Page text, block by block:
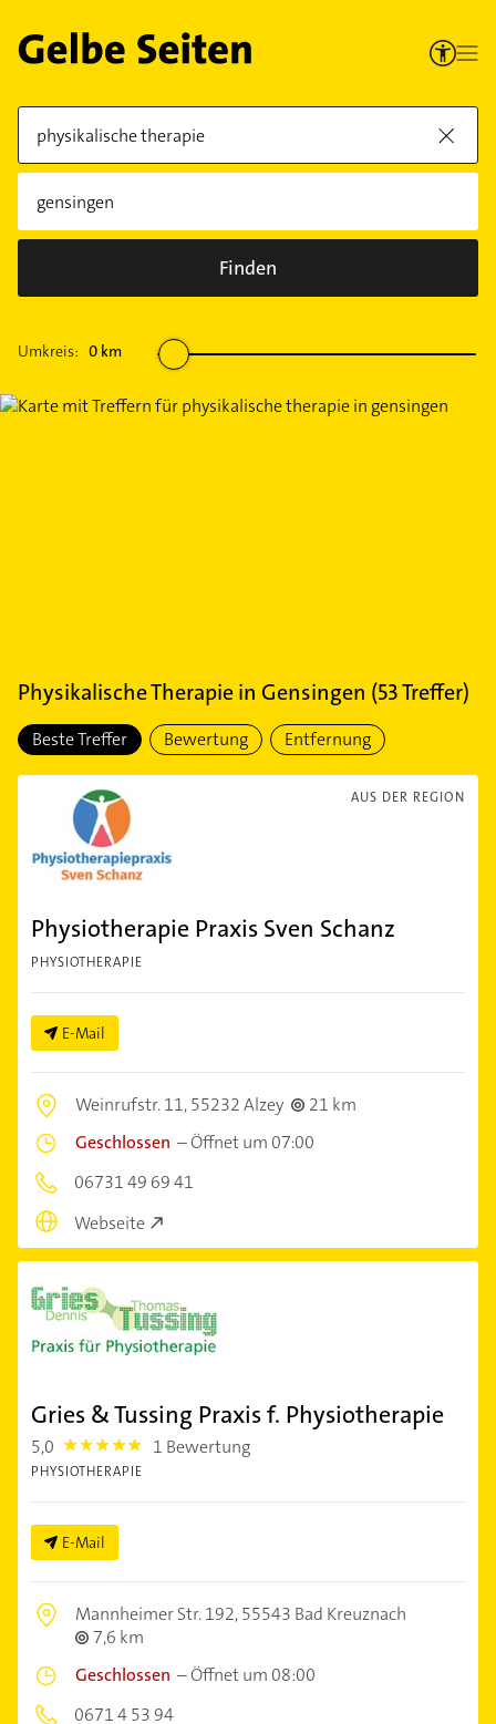
Finden
Umkreis: 0 km
Physikalische Therapiein Gensingen (53Treffer)
Beste Treffer Bewertung Entfernung
AUS DER REGION
Physiotherapie Praxis Sven Schanz
PHYSIOTHERAPIE
E-Mail
Weinrufstr. 11,55232 Alzey
21 km
Geschlossen –Öffnet um 07:00
06731 49 69 41
Webseite
Gries & Tussing Praxis f. Physiotherapie
5,0 5.0 1 Bewertung
PHYSIOTHERAPIE
E-Mail
Mannheimer Str. 192,55543 Bad Kreuznach
7,6 km
Geschlossen –Öffnet um 08:00
0671 4 53 94